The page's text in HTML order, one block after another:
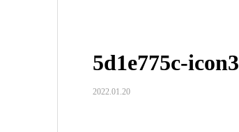
5d1e775c-
2022.01.20